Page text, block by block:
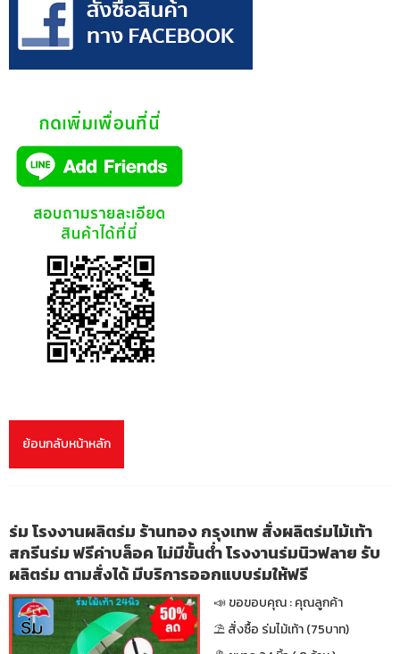
ย้อนกลับหน้าหลัก
ร่ม โรงงานผลิตร่ม ร้านทอง กรุงเทพ สั่งผลิตร่มไม้เท้า
สกรีนร่ม ฟรีค่าบล็อค ไม่มีขั้นต่ำ โรงงานร่มนิวฟลาย รับ
ผลิตร่ม ตามสั่งได้ มีบริการออกแบบร่มให้ฟรี
📣 ขอขอบคุณ : คุณลูกค้า
⛱ สั่งซื้อ ร่มไม้เท้า (75บาท)